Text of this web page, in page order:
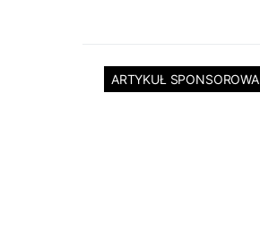
ARTYKUŁ